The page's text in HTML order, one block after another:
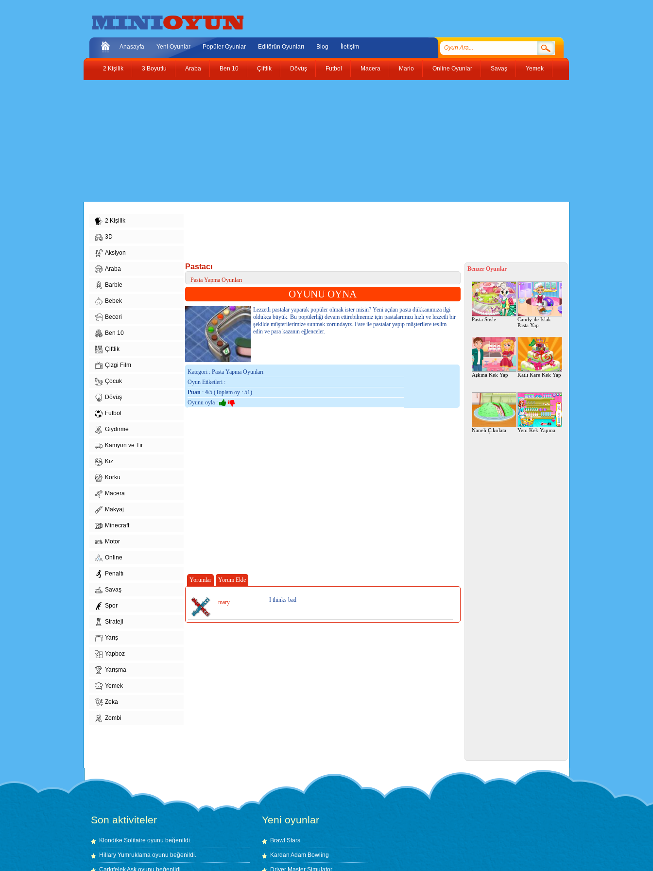
Anasayfa Yeni Oyunlar Popüler Oyunlar Editörün Oyunları Blog İletişim
2 Kişilik 3 Boyutlu Araba Ben 10 Çiftlik Dövüş Futbol Macera Mario Online Oyunlar Savaş Yemek
2 Kişilik
3D
Aksiyon
Araba
Barbie
Bebek
Beceri
Ben 10
Çiftlik
Çizgi Film
Çocuk
Dövüş
Futbol
Giydirme
Kamyon ve Tır
Kız
Korku
Macera
Makyaj
Minecraft
Motor
Online
Penaltı
Savaş
Spor
Strateji
Yarış
Yapboz
Yarışma
Yemek
Zeka
Zombi
Pastacı
Pasta Yapma Oyunları
OYUNU OYNA
Lezzetli pastalar yaparak popüler olmak ister misin? Yeni açılan pasta dükkanımıza ilgi
oldukça büyük. Bu popülerliği devam ettirebilmemiz için pastalarımızı hızlı ve lezzetli bir
şekilde müşterilerimize sunmak zorundayız. Fare ile pastalar yapıp müşterilere teslim
edin ve para kazanın eğlenceler.
Kategori : Pasta Yapma Oyunları
Oyun Etiketleri :
Puan : 4/5 (Toplam oy : 51)
Oyunu oyla :
Yorumlar Yorum Ekle
mary I thinks bad
Benzer Oyunlar
Pasta Süsle
Candy ile Islak
Pasta Yap
Aşkına Kek Yap Katlı Kare Kek Yap
Naneli Çikolata Yeni Kek Yapma
Son aktiviteler
Klondike Solitaire oyunu beğenildi.
Hillary Yumruklama oyunu beğenildi.
Çarkıfelek Aşk oyunu beğenildi.
Yeni oyunlar
Brawl Stars
Kardan Adam Bowling
Driver Master Simulator